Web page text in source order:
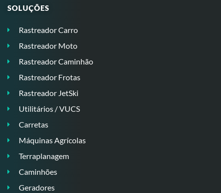
SOLUÇÕES
Rastreador Carro
Rastreador Moto
Rastreador Caminhão
Rastreador Frotas
Rastreador JetSki
Utilitários / VUCS
Carretas
Máquinas Agrícolas
Terraplanagem
Caminhões
Geradores